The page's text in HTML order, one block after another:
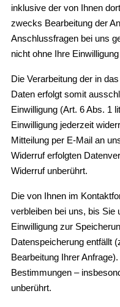
inklusive der von Ihnen
zwecks Bearbeitung der
Anschlussfragen bei uns
nicht ohne Ihre
Die Verarbeitung der in
Daten erfolgt somit
Einwilligung (Art. 6 Abs. 1
Einwilligung jederzeit
Mitteilung per E-Mail an
Widerruf erfolgten
Widerruf unberührt.
Die von Ihnen im
verbleiben bei uns, bis Sie
Einwilligung zur
Datenspeicherung entfällt
Bearbeitung Ihrer
Bestimmungen –
unberührt.